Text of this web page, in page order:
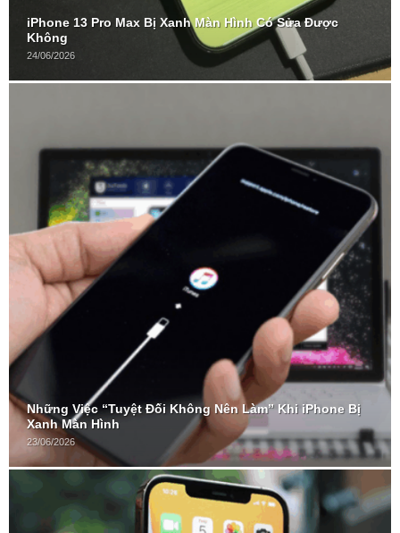
iPhone 13 Pro Max Bị Xanh Màn Hình Có Sửa Được
Không
24/06/2026
Những Việc “Tuyệt Đối Không Nên Làm” Khi iPhone Bị
Xanh Màn Hình
23/06/2026